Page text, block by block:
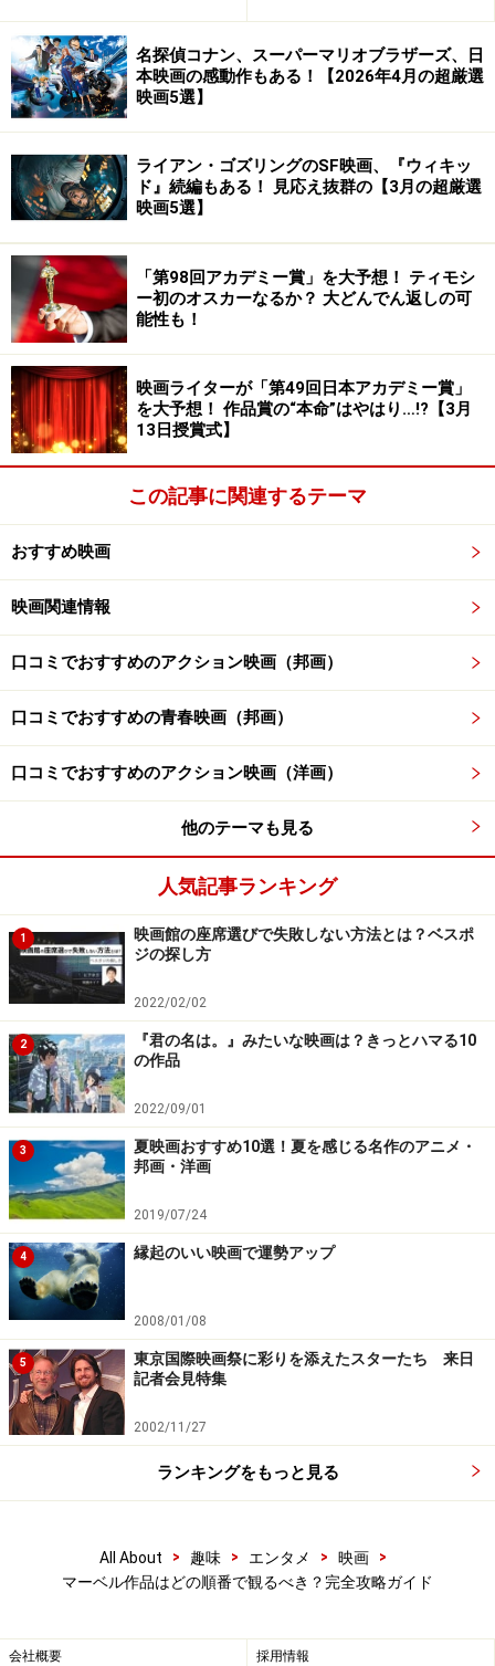
と呼ばれており、もう10年も続いています。
それまでもマーベル（コミックのブランド名）ヒーロー
の実写映画は作られてはいましたが、2008年公開の『ア
イアンマン』を皮切りに“続きもの”としてフランチャイ
ズ化をすることで、人気も作品のクオリティもうなぎ登
りとなっていったのです。
これまでどのような作品が作られてきたのか、そのタイ
トルと公開年を、“フェイズ”をいう区切りごとに一覧に
すると以下になります。
【フェイズ1】
3：『アイアンマン2』2010年公開
4：『マイティ・ソー』2011年公開
5：『キャプテン・アメリカ/ザ・ファースト・アベンジ
ャー』2011年公開
6：『アベンジャーズ』2012年公開
【フェイズ2】
7：『アイアンマン3』2013年公開
9：『キャプテン・アメリカ/ウィンター・ソルジャー』
10：『ガーディアンズ・オブ・ギャラクシー』2014年公
開
11：『アベンジャーズ/エイジ・オブ・ウルトロン』
2015年公開
12：『アントマン』2015年公開
【フェイズ3】
13：『シビル・ウォー/キャプテン・アメリカ』2016年
公開
14：『ドクター・ストレンジ』2016年公開
15：『ガーディアンズ・オブ・ギャラクシー: リミック
ス』：2017年公開
16：『スパイダーマン:ホームカミング』：2017年公開
17：『マイティ・ソー バトルロイヤル』：2017年公開
18：『ブラックパンサー』：2018年3月1日公開予定
19：『アベンジャーズ/インフィニティ・ウォー』：
2018年4月27日公開予定
20：『アントマン・アンド・ザ・ワスプ（原題）』：ア
メリカでは2018年7月6日公開予定
先に結論を言ってしまいましょう。マーベル・シネマテ
1作目『アイアンマン』を最初に観て、以降もこの公開
名探偵コナン、スーパーマリオブラザーズ、日
本映画の感動作もある！【2026年4月の超厳選
映画5選】
ライアン・ゴズリングのSF映画、『ウィキッ
ド』続編もある！ 見応え抜群の【3月の超厳選
映画5選】
「第98回アカデミー賞」を大予想！ ティモシ
ー初のオスカーなるか？ 大どんでん返しの可
能性も！
映画ライターが「第49回日本アカデミー賞」
を大予想！ 作品賞の“本命”はやはり…!?【3月
13日授賞式】
この記事に関連するテーマ
おすすめ映画
映画関連情報
口コミでおすすめのアクション映画（邦画）
口コミでおすすめの青春映画（邦画）
口コミでおすすめのアクション映画（洋画）
他のテーマも見る
人気記事ランキング
1
映画館の座席選びで失敗しない方法とは？ベスポ
ジの探し方
2022/02/02
2
『君の名は。』みたいな映画は？きっとハマる10
の作品
2022/09/01
3
夏映画おすすめ10選！夏を感じる名作のアニメ・
邦画・洋画
2019/07/24
4 縁起のいい映画で運勢アップ
2008/01/08
5
東京国際映画祭に彩りを添えたスターたち 来日
記者会見特集
2002/11/27
ランキングをもっと見る
All About > 趣味 > エンタメ > 映画
>
マーベル作品はどの順番で観るべき？完全攻略ガイド
会社概要 採用情報